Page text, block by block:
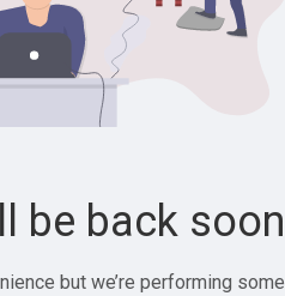
be back soon!
but we’re performing some